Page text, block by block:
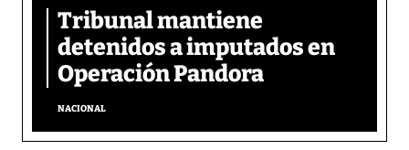
Tribunal mantiene
detenidos a imputados en
Operación Pandora
NACIONAL